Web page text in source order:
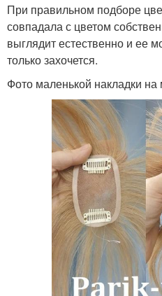
При правильном подборе
совпадала с цветом
выглядит естественно и ее
только захочется.
Фото маленькой накладки на